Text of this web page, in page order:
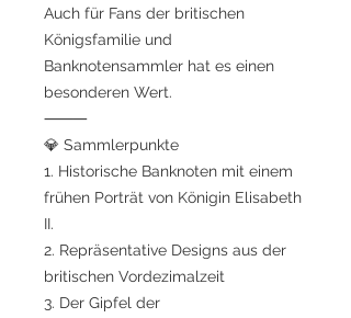
Auch für Fans der britischen
Königsfamilie und
Banknotensammler hat es einen
besonderen Wert.
⸻
💎 Sammlerpunkte
1. Historische Banknoten mit einem
frühen Porträt von Königin Elisabeth
II.
2. Repräsentative Designs aus der
britischen Vordezimalzeit
3. Der Gipfel der